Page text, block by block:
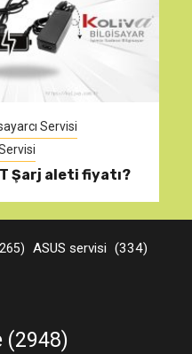
Servisi
Şarj aleti fiyatı?
ASUS servisi (334)
(2948)